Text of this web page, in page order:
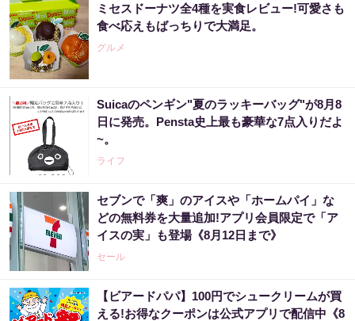
ミセスドーナツ全4種を実食レビュー!可愛さも
食べ応えもばっちりで大満足。
グルメ
Suicaのペンギン"夏のラッキーバッグ"が8月8
日に発売。Pensta史上最も豪華な7点入りだよ
~。
ライフ
セブンで「爽」のアイスや「ホームパイ」な
どの無料券を大量追加!アプリ会員限定で「ア
イスの実」も登場《8月12日まで》
セール
【ビアードパパ】100円でシュークリームが買
える!お得なクーポンは公式アプリで配信中《8